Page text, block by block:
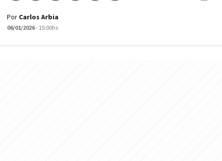
Por Carlos Arbia
06/01/2026- 15:00hs